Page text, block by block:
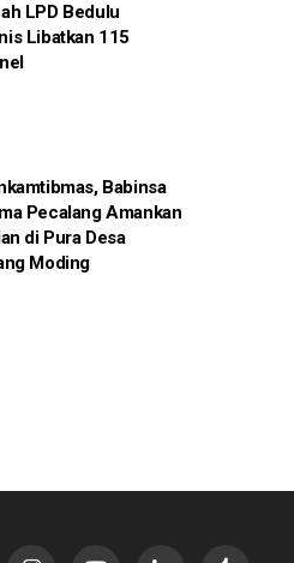
LPD Bedulu
Libatkan 115
Babinsa
Pecalang Amankan
di Pura Desa
Moding